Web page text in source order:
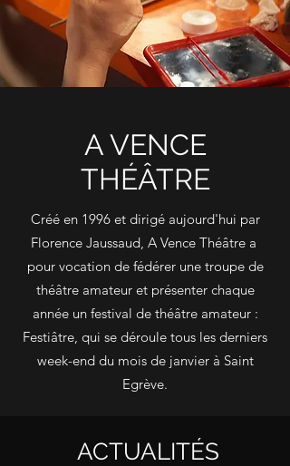
A VENCE
THÉÂTRE
Créé en 1996 et dirigé aujourd'hui par
Florence Jaussaud, A Vence Théâtre a
pour vocation de fédérer une troupe de
théâtre amateur et présenter chaque
année un festival de théâtre amateur :
Festiâtre, qui se déroule tous les derniers
week-end du mois de janvier à Saint
Egrève.
ACTUALITÉS